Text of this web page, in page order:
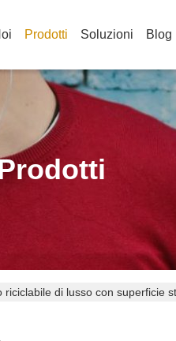
Prodotti Soluzioni Blog
di lusso con superficie